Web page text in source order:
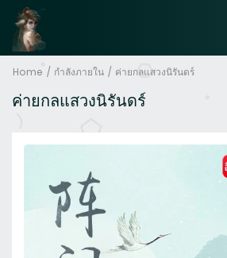
Home กำลังภายใน ค่ายกลแสวงนิรันดร์
ค่ายกลแสวงนิรันดร์